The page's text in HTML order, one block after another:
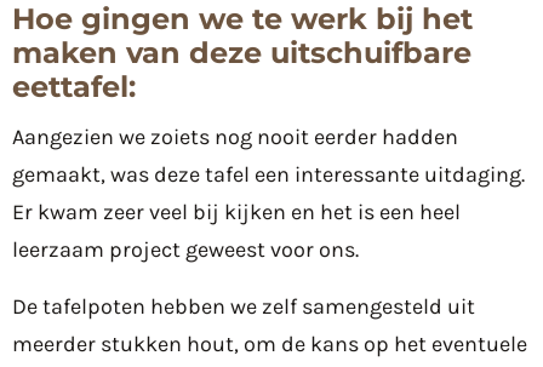
Hoe gingen we te werk bij het
maken van deze uitschuifbare
eettafel:
Aangezien we zoiets nog nooit eerder hadden
gemaakt, was deze tafel een interessante uitdaging.
Er kwam zeer veel bij kijken en het is een heel
leerzaam project geweest voor ons.
De tafelpoten hebben we zelf samengesteld uit
meerder stukken hout, om de kans op het eventuele